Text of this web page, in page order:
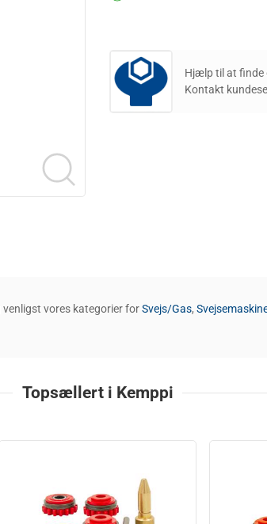
Hjælp til at finde
Kontakt
vores kategorier forSvejs/Gas,
Topsællert i Kemppi